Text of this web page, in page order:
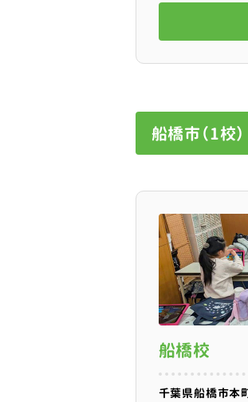
船橋市（1校）
船橋校
千葉県船橋市本